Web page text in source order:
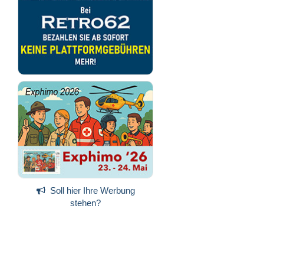
Soll hier Ihre Werbung
stehen?